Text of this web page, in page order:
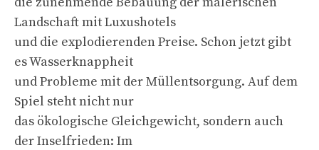
Landschaft mit Luxushotels
und die explodierenden Preise. Schon jetzt gibt
es Wasserknappheit
und Probleme mit der Müllentsorgung. Auf dem
Spiel steht nicht nur
das ökologische Gleichgewicht, sondern auch
der Inselfrieden: Im